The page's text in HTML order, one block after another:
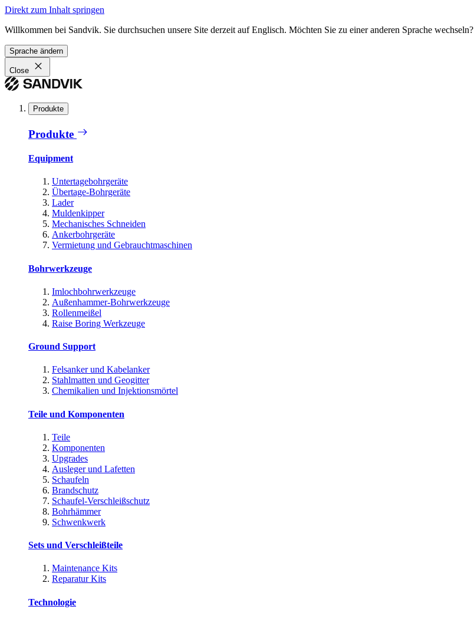
Direkt zum Inhalt springen
Willkommen bei Sandvik. Sie durchsuchen unsere Site derzeit auf Englisch. Möchten Sie zu einer anderen Sprache wechseln?
Sprache ändern
Close
Produkte
Produkte
Equipment
Untertagebohrgeräte
Übertage-Bohrgeräte
Lader
Muldenkipper
Mechanisches Schneiden
Ankerbohrgeräte
Vermietung und Gebrauchtmaschinen
Bohrwerkzeuge
Imlochbohrwerkzeuge
Außenhammer-Bohrwerkzeuge
Rollenmeißel
Raise Boring Werkzeuge
Ground Support
Felsanker und Kabelanker
Stahlmatten und Geogitter
Chemikalien und Injektionsmörtel
Teile und Komponenten
Teile
Komponenten
Upgrades
Ausleger und Lafetten
Schaufeln
Brandschutz
Schaufel-Verschleißschutz
Bohrhämmer
Schwenkwerk
Sets und Verschleißteile
Maintenance Kits
Reparatur Kits
Technologie